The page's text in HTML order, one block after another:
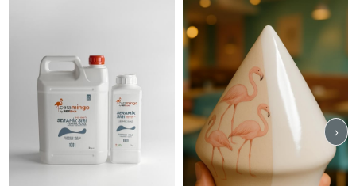
Descuenta
%18Descuenta